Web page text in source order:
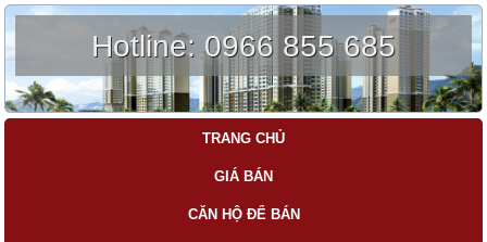
Hotline:0966 855 685
TRANG CHỦ
GIÁ BÁN
CĂN HỘ ĐỂ BÁN